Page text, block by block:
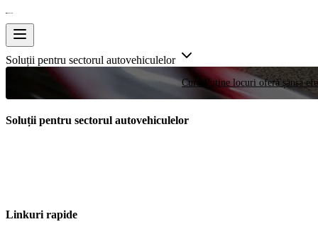
Soluții pentru sectorul autovehiculelor
Curse Puține locuri oferă șansa
Soluții pentru sectorul autovehiculelor
Linkuri rapide